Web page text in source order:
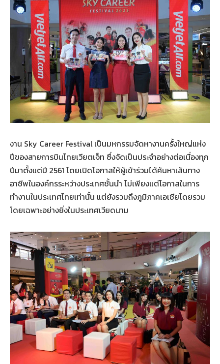
งาน Sky Career Festival เป็นมหกรรมจัดหางานครั้งใหญ่แห่ง
ปีของสายการบินไทยเวียตเจ็ท ซึ่งจัดเป็นประจำอย่างต่อเนื่องทุก
ปีมาตั้งแต่ปี 2561 โดยเปิดโอกาสให้ผู้เข้าร่วมได้ค้นหาเส้นทาง
อาชีพในองค์กรระหว่างประเทศชั้นนำ ไม่เพียงแต่โอกาสในการ
ทำงานในประเทศไทยเท่านั้น แต่ยังรวมถึงภูมิภาคเอเชียโดยรวม
โดยเฉพาะอย่างยิ่งในประเทศเวียดนาม